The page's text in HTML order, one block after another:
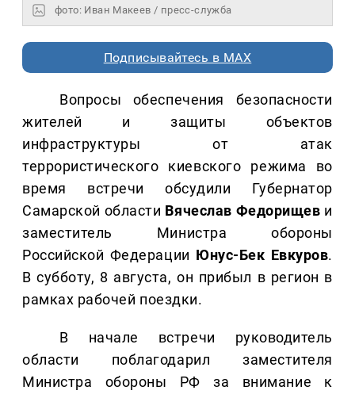
фото: Иван Макеев / пресс-служба
Подписывайтесь в MAX
Вопросы обеспечения безопасности
жителей и защиты объектов
инфраструктуры от атак
террористического киевского режима во
время встречи обсудили Губернатор
Самарской области Вячеслав Федорищев и
заместитель Министра обороны
Российской Федерации Юнус-Бек Евкуров.
В субботу, 8 августа, он прибыл в регион в
рамках рабочей поездки.
В начале встречи руководитель
области поблагодарил заместителя
Министра обороны РФ за внимание к